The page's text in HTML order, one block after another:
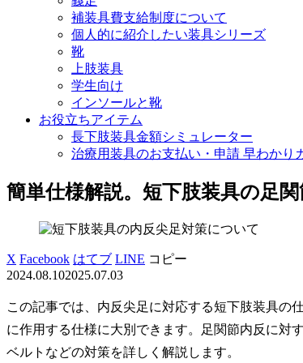
補装具費支給制度について
個人的に紹介したい装具シリーズ
靴
上肢装具
学生向け
インソールと靴
お役立ちアイテム
長下肢装具金額シミュレーター
治療用装具のお支払い・申請 早わかり
簡単仕様解説。短下肢装具の足関
X Facebook はてブ LINE コピー
2024.08.102025.07.03
この記事では、内反尖足に対応する短下肢装具の
に作用する仕様に大別できます。足関節内反に対
ベルトなどの対策を詳しく解説します。